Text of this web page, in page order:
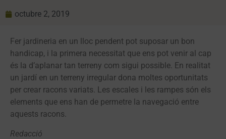
octubre 2, 2019
Fer jardineria en un lloc pendent pot suposar un bon
handicap, i la primera necessitat que ens pot venir al cap
és la d’aplanar tan terreny com sigui possible. En realitat
un jardí en un terreny irregular dona moltes oportunitats
per crear racons variats. Les escales i les rampes són els
elements que ens han de permetre la navegació entre
aquests racons.
Redacció